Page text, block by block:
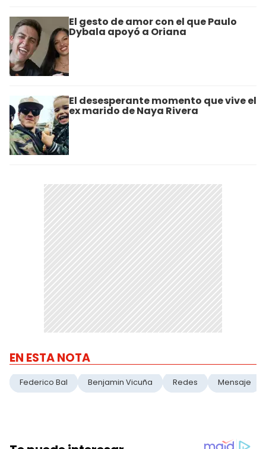
El gesto de amor con el que Paulo
Dybala apoyó a Oriana
El desesperante momento que vive el
ex marido de Naya Rivera
EN ESTA NOTA
Federico Bal Benjamin Vicuña Redes Mensaje